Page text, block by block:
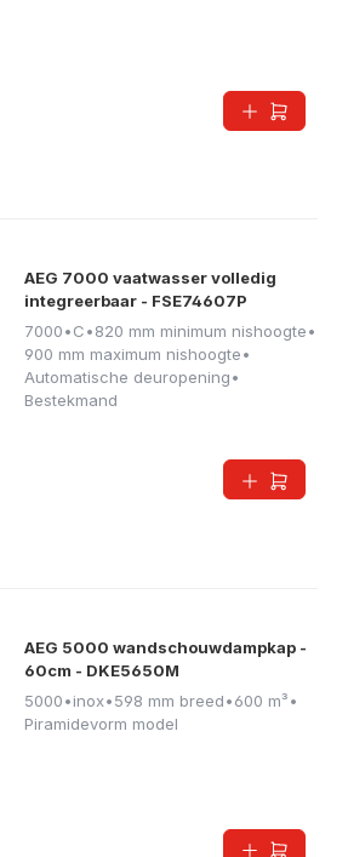
AEG 7000 vaatwasser volledig
integreerbaar - FSE74607P
7000•C•820 mm minimum nishoogte•
900 mm maximum nishoogte•
Automatische deuropening•
Bestekmand
AEG 5000 wandschouwdampkap -
60cm - DKE5650M
5000•inox•598 mm breed•600 m³•
Piramidevorm model